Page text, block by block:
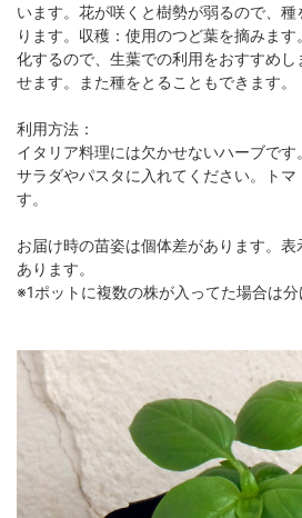
います。花が咲くと樹勢が弱るので、
ります。収穫：使用のつど葉を摘みま
化するので、生葉での利用をおすすめ
せます。また種をとることもできます。
利用方法：
イタリア料理には欠かせないハーブです
サラダやパスタに入れてください。トマ
す。
お届け時の苗姿は個体差があります。
あります。
※1ポットに複数の株が入ってた場合は分